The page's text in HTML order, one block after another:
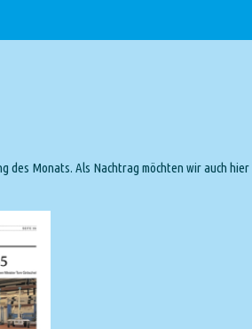
des Monats. Als Nachtrag möchten wir auch hier